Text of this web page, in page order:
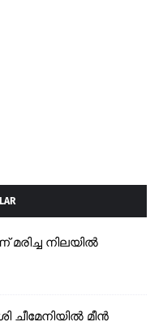
മരിച്ച നിലയിൽ
ചീമേനിയിൽ മീൻ